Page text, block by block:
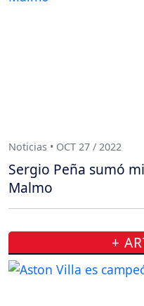
Noticias • OCT 27 / 2022
Sergio Peña sumó
Malmo
+